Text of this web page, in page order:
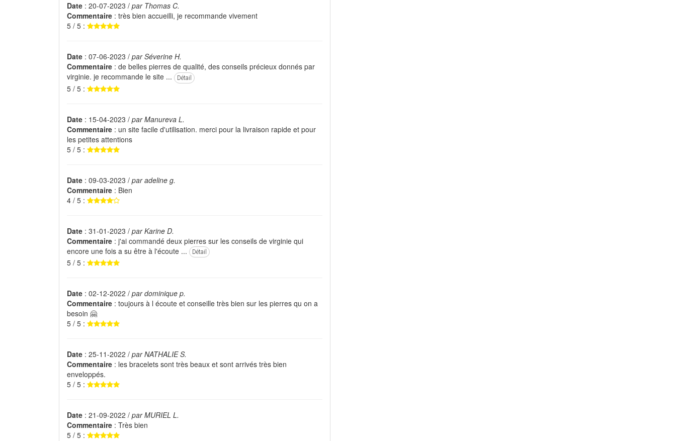
Date : 20-07-2023 / par Thomas C.
Commentaire : très bien accueilli, je recommande vivement
5 / 5 :
Date : 07-06-2023 / par Séverine H.
Commentaire : de belles pierres de qualité, des conseils précieux donnés par
virginie. je recommande le site ...
Détail
5 / 5 :
Date : 15-04-2023 / par Manureva L.
Commentaire : un site facile d'utilisation. merci pour la livraison rapide et pour
les petites attentions
5 / 5 :
Date : 09-03-2023 / par adeline g.
Commentaire : Bien
4 / 5 :
Date : 31-01-2023 / par Karine D.
Commentaire : j'ai commandé deux pierres sur les conseils de virginie qui
encore une fois a su être à l'écoute ...
Détail
5 / 5 :
Date : 02-12-2022 / par dominique p.
Commentaire : toujours à l écoute et conseille très bien sur les pierres qu on a
besoin 🤗
5 / 5 :
Date : 25-11-2022 / par NATHALIE S.
Commentaire : les bracelets sont très beaux et sont arrivés très bien
enveloppés.
5 / 5 :
Date : 21-09-2022 / par MURIEL L.
Commentaire : Très bien
5 / 5 :